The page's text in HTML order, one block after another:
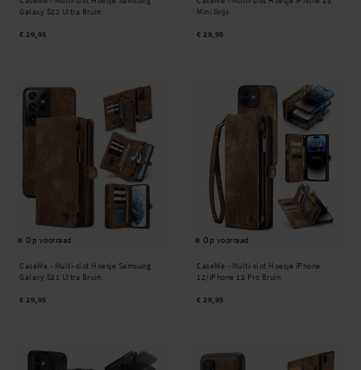
Galaxy S22 Ultra Bruin
€ 29,95
Mini Grijs
€ 29,95
Op voorraad
CaseMe - Multi-slot Hoesje Samsung
Galaxy S21 Ultra Bruin
€ 29,95
Op voorraad
CaseMe - Multi-slot Hoesje iPhone
12/iPhone 12 Pro Bruin
€ 29,95